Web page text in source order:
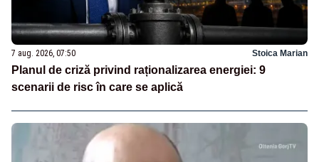
7 aug. 2026, 07:50 Stoica Marian
Planul de criză privind raționalizarea energiei: 9
scenarii de risc în care se aplică